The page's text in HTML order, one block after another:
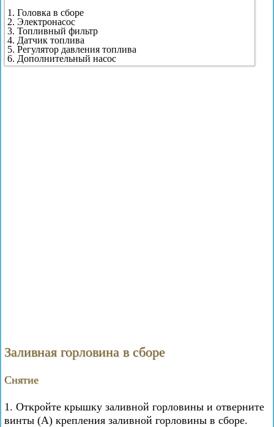
1. Головка в сборе
2. Электронасос
3. Топливный фильтр
4. Датчик топлива
5. Регулятор давления топлива
6. Дополнительный насос
Заливная горловина в сборе
Снятие
1. Откройте крышку заливной горловины и отверните
винты (А) крепления заливной горловины в сборе.